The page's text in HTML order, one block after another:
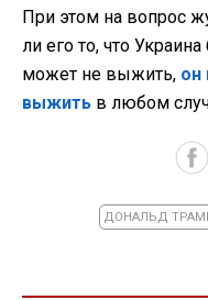
При этом на вопрос
ли его то, что
может не выжить, он
выжить в любом
ДОНАЛЬД